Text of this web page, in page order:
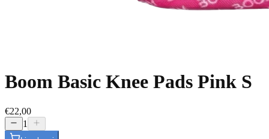
Boom Basic Knee Pads Pink S
€22,00
1